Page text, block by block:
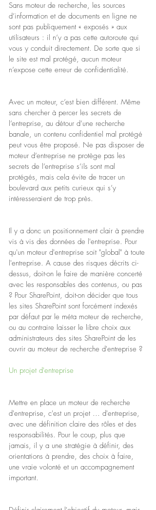
Sans moteur de recherche, les sources
d’information et de documents en ligne ne
sont pas publiquement « exposés » aux
utilisateurs : il n’y a pas cette autoroute qui
vous y conduit directement. De sorte que si
le site est mal protégé, aucun moteur
n’expose cette erreur de confidentialité.
Avec un moteur, c’est bien différent. Même
sans chercher à percer les secrets de
l’entreprise, au détour d’une recherche
banale, un contenu confidentiel mal protégé
peut vous être proposé. Ne pas disposer de
moteur d’entreprise ne protège pas les
secrets de l’entreprise s’ils sont mal
protégés, mais cela évite de tracer un
boulevard aux petits curieux qui s’y
intéresseraient de trop près.
Il y a donc un positionnement clair à prendre
vis à vis des données de l'entreprise. Pour
qu'un moteur d'entreprise soit "global" à toute
l'entreprise. A cause des risques décrits ci-
dessus, doit-on le faire de manière concerté
avec les responsables des contenus, ou pas
? Pour SharePoint, doit-on décider que tous
les sites SharePoint sont forcément indexés
par défaut par le méta moteur de recherche,
ou au contraire laisser le libre choix aux
administrateurs des sites SharePoint de les
ouvrir au moteur de recherche d'entreprise ?
Un projet d'entreprise
Mettre en place un moteur de recherche
d'entreprise, c'est un projet ... d'entreprise,
avec une définition claire des rôles et des
responsabilités. Pour le coup, plus que
jamais, il y a une stratégie à définir, des
orientations à prendre, des choix à faire,
une vraie volonté et un accompagnement
important.